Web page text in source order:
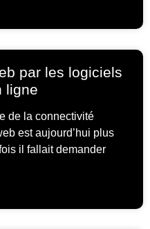
par les logiciels
ligne
de la connectivité
est aujourd’hui plus
il fallait demander